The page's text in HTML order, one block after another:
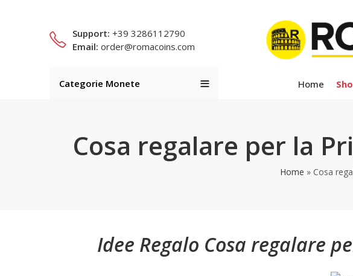
Support: +39 3286112790
Email: order@romacoins.com
Categorie Monete Home
Cosa regalare per la
Home » Cosa
Idee Regalo Cosa regalare